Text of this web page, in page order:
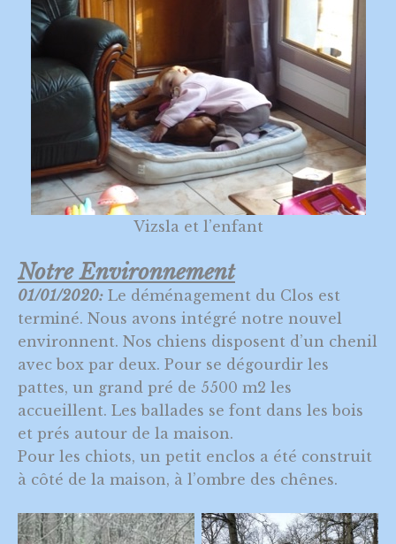
Vizsla et l’enfant
Notre Environnement
01/01/2020: Le déménagement du Clos est
terminé. Nous avons intégré notre nouvel
environnent. Nos chiens disposent d’un chenil
avec box par deux. Pour se dégourdir les
pattes, un grand pré de 5500 m2 les
accueillent. Les ballades se font dans les bois
et prés autour de la maison.
Pour les chiots, un petit enclos a été construit
à côté de la maison, à l’ombre des chênes.